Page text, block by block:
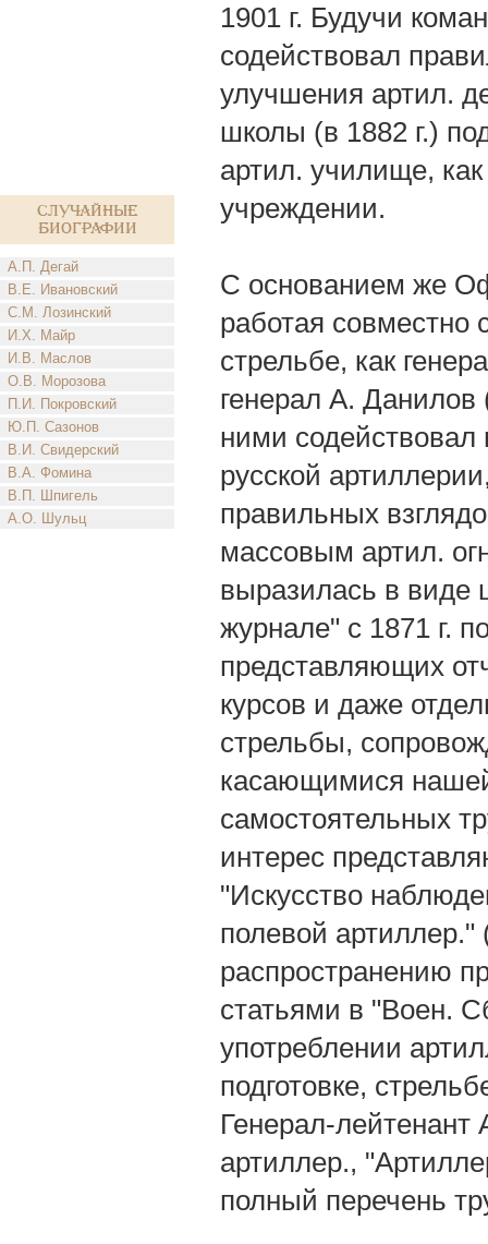
Случайные
биографии
А.П. Дегай
В.Е. Ивановский
С.М. Лозинский
И.Х. Майр
И.В. Маслов
О.В. Морозова
П.И. Покровский
Ю.П. Сазонов
В.И. Свидерский
В.А. Фомина
В.П. Шпигель
А.О. Шульц
1901 г. Будучи
содействовал
улучшения артил.
школы (в 1882 г.)
артил. училище,
учреждении.
С основанием же
работая
стрельбе, как
генерал А.
ними содействовал
русской
правильных
массовым артил.
выразилась в виде
журнале" с 1871 г.
представляющих
курсов и даже
стрельбы,
касающимися
самостоятельных
интерес
"Искусство
полевой артиллер."
распространению
статьями в "Воен.
употреблении
подготовке,
Генерал-лейтенант
артиллер.,
полный перечень